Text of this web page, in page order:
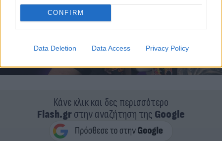
CONFIRM
Data Deletion Data Access Privacy Policy
Κάνε κλικ και δες περισσότερο
Flash.grστην αναζήτηση της Google